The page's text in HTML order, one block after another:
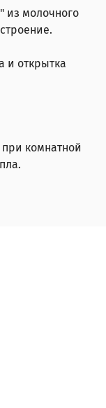
из молочного
и открытка
комнатной